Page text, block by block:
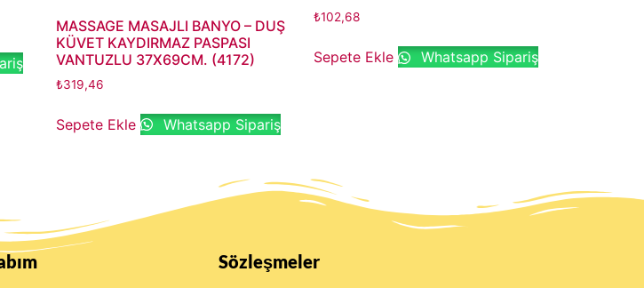
MASSAGE MASAJLI BANYO – DUŞ
KÜVET KAYDIRMAZ PASPASI
VANTUZLU 37X69CM. (4172)
₺319,46
Sepete Ekle Whatsapp Sipariş
₺102,68
Sepete Ekle Whatsapp Sipariş
Sözleşmeler